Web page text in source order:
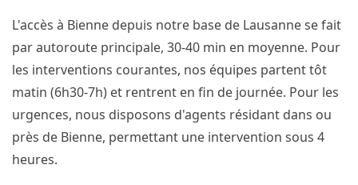
L'accès à Bienne depuis notre base de Lausanne se fait
par autoroute principale, 30-40 min en moyenne. Pour
les interventions courantes, nos équipes partent tôt
matin (6h30-7h) et rentrent en fin de journée. Pour les
urgences, nous disposons d'agents résidant dans ou
près de Bienne, permettant une intervention sous 4
heures.